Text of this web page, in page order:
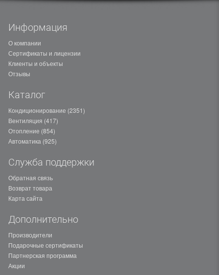
Информация
О компании
Сертификаты и лицензии
Клиенты и объекты
Отзывы
Каталог
Кондиционирование (2351)
Вентиляция (417)
Отопление (854)
Автоматика (925)
Служба поддержки
Обратная связь
Возврат товара
Карта сайта
Дополнительно
Производители
Подарочные сертификаты
Партнерская программа
Акции